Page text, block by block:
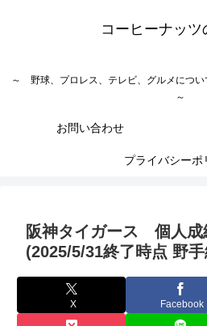
コーヒーナッツ
～ 野球、プロレス、テレビ、グルメにつ
～
お問い合わせ
プライバシーポ
阪神タイガース 個人成
(2025/5/31終了時点 野
X Facebook